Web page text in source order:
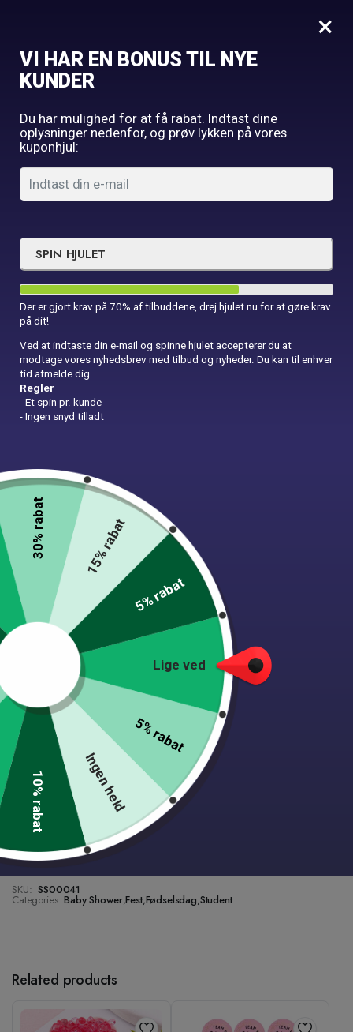
Forside Fest Folieballon Tillykke Rød
29,00 kr.
In Stock
FOLIEBALLON M. ”TILLYKKE” Ø35 CM, RØD
This product has been added to 11 people's
Folieballon
quantity
Tilføj til kurv
Add to wishlist
Lynhurtig levering.
1-2 dages levering på alle varer
Danskejet med lager i Roskilde
14 dages fuld returret
Gratis fragt til pakkeshop ved køb over 499 DKK.
Fantastisk kundeservice på live chat og mail
SKU: SS00041
Categories: Baby Shower,Fest,Fødselsdag,Student
Related products
×
VI HAR EN BONUS TIL NYE
KUNDER
Du har mulighed for at få rabat. Indtast dine
oplysninger nedenfor, og prøv lykken på vores
kuponhjul:
SPIN HJULET
Der er gjort krav på 70% af tilbuddene, drej hjulet nu for at gøre krav
på dit!
Ved at indtaste din e-mail og spinne hjulet accepterer du at
modtage vores nyhedsbrev med tilbud og nyheder. Du kan til enhver
tid afmelde dig.
Regler
- Et spin pr. kunde
- Ingen snyd tilladt
Lige ved
5% rabat
Ingen held
10% rabat
30% rabat 15% rabat
5% rabat